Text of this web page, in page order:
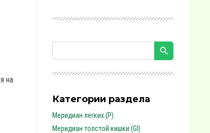
на
Категории раздела
Меридиан легких (P)
Меридиан толстой кишки (GI)